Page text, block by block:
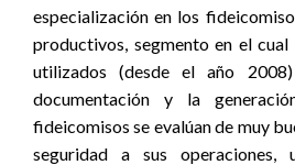
especialización en los
productivos, segmento en el
utilizados (desde el año
documentación y la
fideicomisos se evalúan de muy
seguridad a sus operaciones,